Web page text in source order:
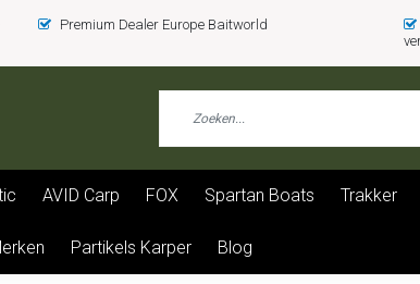
Premium Dealer Europe Baitworld
AVID Carp FOX Spartan Boats Trakker
Partikels Karper Blog